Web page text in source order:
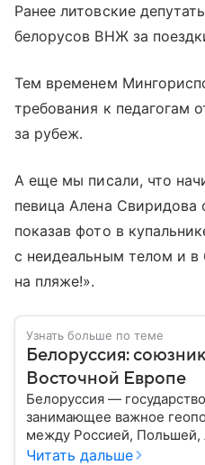
Ранее литовские
белорусов ВНЖ за
Тем временем
требования к педагогам
за рубеж.
А еще мы писали, что
певица Алена Свиридова
показав фото в
с неидеальным телом и в
на пляже!».
Узнать больше по теме
Белоруссия:
Восточной Европе
Белоруссия —
занимающее важное
между Россией, Польшей,
Украиной. Несмотря на
Читать дальше